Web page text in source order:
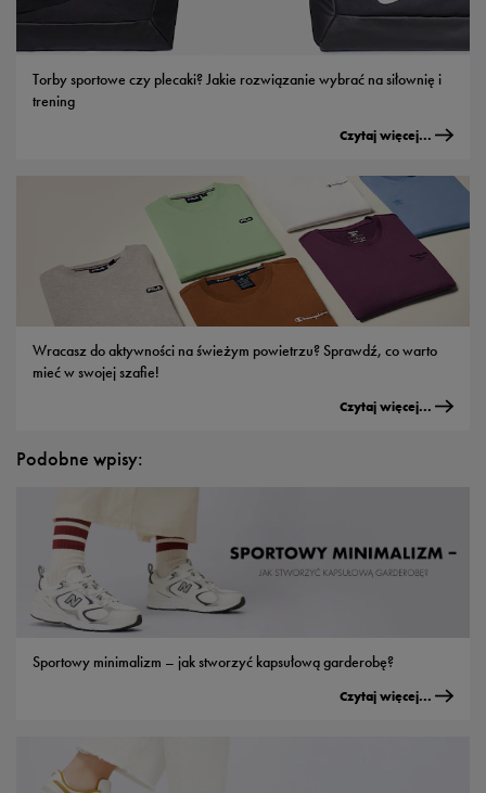
Torby sportowe czy plecaki? Jakie rozwiązanie wybrać na siłownię i
trening
Czytaj więcej...
Wracasz do aktywności na świeżym powietrzu? Sprawdź, co warto
mieć w swojej szafie!
Czytaj więcej...
Podobne wpisy:
Sportowy minimalizm – jak stworzyć kapsułową garderobę?
Czytaj więcej...